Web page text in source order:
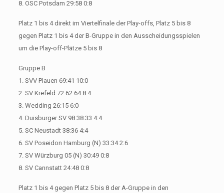
8. OSC Potsdam 29:58 0:8
Platz 1 bis 4 direkt im Viertelfinale der Play-offs, Platz 5 bis 8
gegen Platz 1 bis 4 der B-Gruppe in den Ausscheidungsspielen
um die Play-off-Plätze 5 bis 8
Gruppe B
1. SVV Plauen 69:41 10:0
2. SV Krefeld 72 62:64 8:4
3. Wedding 26:15 6:0
4. Duisburger SV 98 38:33 4:4
5. SC Neustadt 38:36 4:4
6. SV Poseidon Hamburg (N) 33:34 2:6
7. SV Würzburg 05 (N) 30:49 0:8
8. SV Cannstatt 24:48 0:8
Platz 1 bis 4 gegen Platz 5 bis 8 der A-Gruppe in den